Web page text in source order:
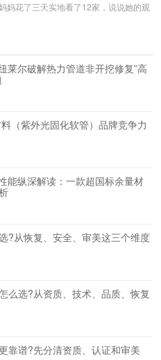
妈花了三天实地看了12家，说说她的观
尔破解热力管道非开挖修复”高
（紫外光固化软管）品牌竞争力
能纵深解读：一款超国标余量材
?从恢复、安全、审美这三个维度
么选?从资质、技术、品质、恢复
靠谱?先分清资质、认证和审美